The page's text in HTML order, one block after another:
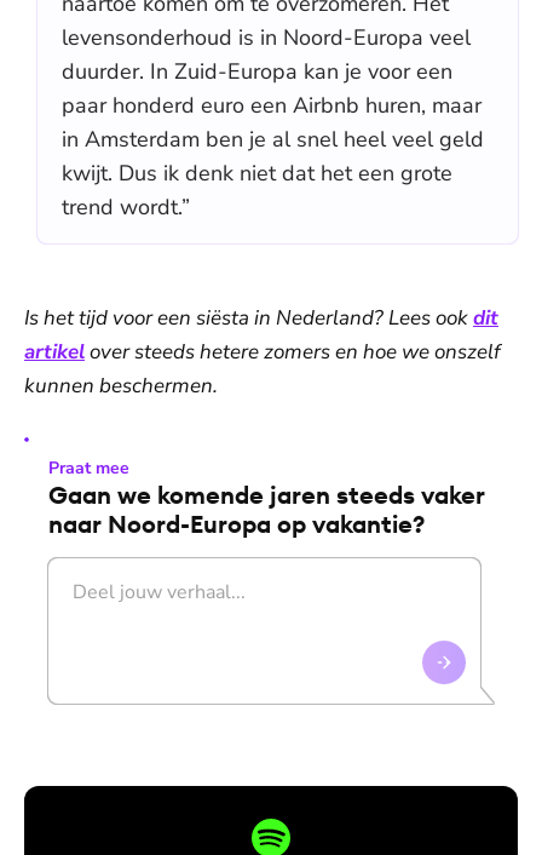
levensonderhoud is in Noord-Europa veel
duurder. In Zuid-Europa kan je voor een
paar honderd euro een Airbnb huren, maar
in Amsterdam ben je al snel heel veel geld
kwijt. Dus ik denk niet dat het een grote
trend wordt.”
Is het tijd voor een siësta in Nederland? Lees ookdit
artikelover steeds hetere zomers en hoe we onszelf
kunnen beschermen.
Praat mee
Gaan we komende jaren steeds vaker
naar Noord-Europa op vakantie?